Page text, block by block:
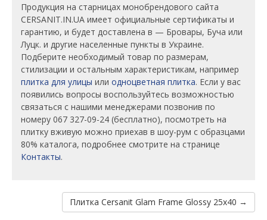
Продукция на старницах монобрендового сайта
CERSANIT.IN.UA имеет официальные сертификаты и
гарантию, и будет доставлена в — Бровары, Буча или
Луцк. и другие населенные пункты в Украине.
Подберите необходимый товар по размерам,
стилизации и остальным характеристикам, например
плитка для улицы или одноцветная плитка. Если у вас
появились вопросы воспользуйтесь возможностью
связаться с нашими менеджерами позвонив по
номеру 067 327-09-24 (бесплатно), посмотреть на
плитку вживую можно приехав в шоу-рум с образцами
80% каталога, подробнее смотрите на странице
Контакты.
Плитка Cersanit Glam Frame Glossy 25x40 →